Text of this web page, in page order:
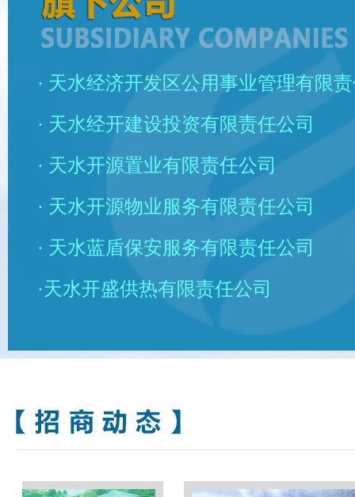
· 天水经济开发区公用事业管理有限
· 天水经开建设投资有限责任公司
· 天水开源置业有限责任公司
· 天水开源物业服务有限责任公司
· 天水蓝盾保安服务有限责任公司
·天水开盛供热有限责任公司